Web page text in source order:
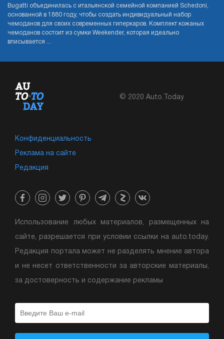
Bugatti объединилась с итальянской семейной компанией Schedoni,
основанной в 1880 году, чтобы создать индивидуальный набор
чемоданов для своих современных гиперкаров. Комплект кожаных
чемоданов состоит из сумки Weekender, которая идеально
вписывается ...
© 2020 Auto.Today
Конфиденциальность
Реклама на сайте
Редакция
Использование любых материалов, размещенных на
сайте, разрешается при условии ссылки на auto.today.
Редакция портала может не разделять мнение автора
и не несет ответственности за авторские материалы,
за достоверность и содержание рекламы